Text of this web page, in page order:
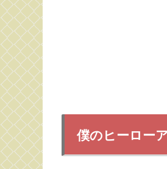
僕のヒーロー